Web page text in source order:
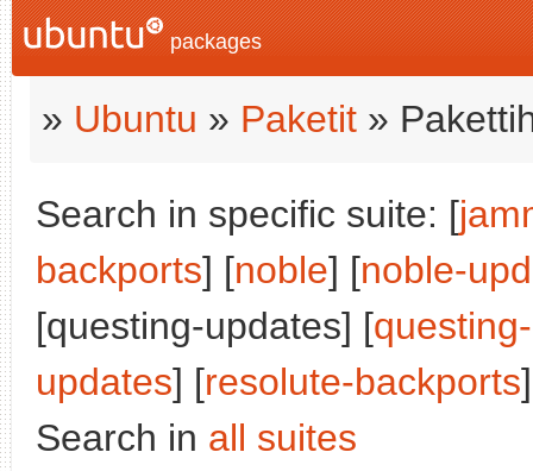
packages
» Ubuntu » Paketit »
Search in specific suite: [
backports] [noble] [noble-
[questing-updates] [
updates] [resolute-backports
Search in all suites